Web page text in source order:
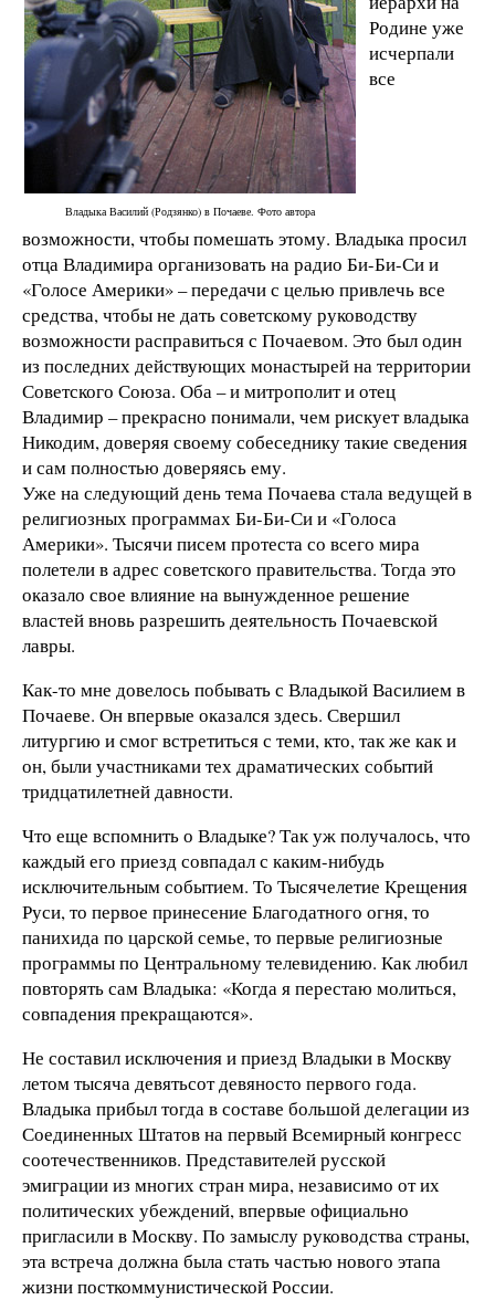
Владыка Василий (Родзянко) в Почаеве. Фото автора
Родине уже
исчерпали
все
возможности, чтобы помешать этому. Владыка просил
отца Владимира организовать на радио Би-Би-Си и
«Голосе Америки» – передачи с целью привлечь все
средства, чтобы не дать советскому руководству
возможности расправиться с Почаевом. Это был один
из последних действующих монастырей на территории
Советского Союза. Оба – и митрополит и отец
Владимир – прекрасно понимали, чем рискует владыка
Никодим, доверяя своему собеседнику такие сведения
и сам полностью доверяясь ему.
Уже на следующий день тема Почаева стала ведущей в
религиозных программах Би-Би-Си и «Голоса
Америки». Тысячи писем протеста со всего мира
полетели в адрес советского правительства. Тогда это
оказало свое влияние на вынужденное решение
властей вновь разрешить деятельность Почаевской
лавры.
Как-то мне довелось побывать с Владыкой Василием в
Почаеве. Он впервые оказался здесь. Свершил
литургию и смог встретиться с теми, кто, так же как и
он, были участниками тех драматических событий
тридцатилетней давности.
Что еще вспомнить о Владыке? Так уж получалось, что
каждый его приезд совпадал с каким-нибудь
исключительным событием. То Тысячелетие Крещения
Руси, то первое принесение Благодатного огня, то
панихида по царской семье, то первые религиозные
программы по Центральному телевидению. Как любил
повторять сам Владыка: «Когда я перестаю молиться,
совпадения прекращаются».
Не составил исключения и приезд Владыки в Москву
летом тысяча девятьсот девяносто первого года.
Владыка прибыл тогда в составе большой делегации из
Соединенных Штатов на первый Всемирный конгресс
соотечественников. Представителей русской
эмиграции из многих стран мира, независимо от их
политических убеждений, впервые официально
пригласили в Москву. По замыслу руководства страны,
эта встреча должна была стать частью нового этапа
жизни посткоммунистической России.